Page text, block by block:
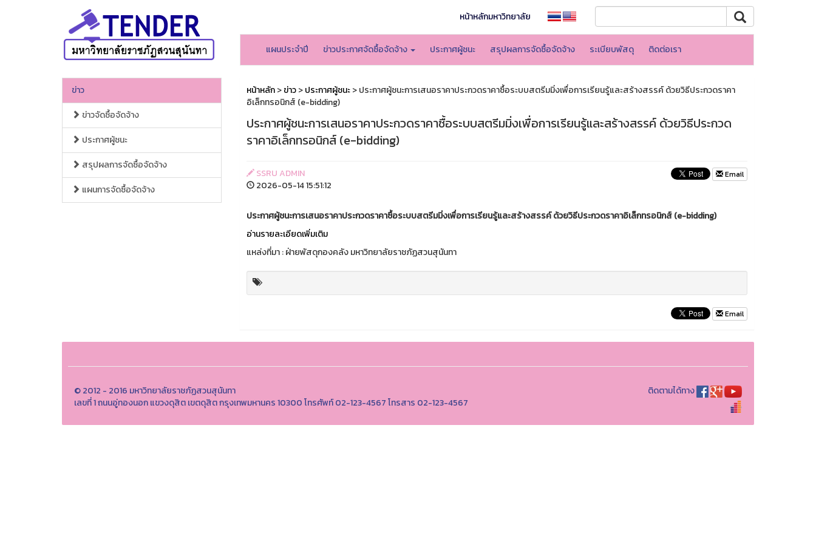
หน้าหลักมหาวิทยาลัย
แผนประจำปี ข่าวประกาศจัดซื้อจัดจ้าง ประกาศผู้ชนะ สรุปผลการจัดซื้อจัดจ้าง ระเบียบพัสดุ ติดต่อเรา
ข่าว
ข่าวจัดซื้อจัดจ้าง
ประกาศผู้ชนะ
สรุปผลการจัดซื้อจัดจ้าง
แผนการจัดซื้อจัดจ้าง
หน้าหลัก>ข่าว>ประกาศผู้ชนะ> ประกาศผู้ชนะการเสนอราคาประกวดราคาซื้อระบบสตรีมมิ่งเพื่อการเรียนรู้และสร้างสรรค์ ด้วยวิธีประกวดราคา
อิเล็กทรอนิกส์ (e-bidding)
ประกาศผู้ชนะการเสนอราคาประกวดราคาซื้อระบบสตรีมมิ่งเพื่อการเรียนรู้และสร้างสรรค์ ด้วยวิธีประกวด
ราคาอิเล็กทรอนิกส์ (e-bidding)
SSRU ADMIN
2026-05-14 15:51:12
Email
ประกาศผู้ชนะการเสนอราคาประกวดราคาซื้อระบบสตรีมมิ่งเพื่อการเรียนรู้และสร้างสรรค์ ด้วยวิธีประกวดราคาอิเล็กทรอนิกส์ (e-bidding)
อ่านรายละเอียดเพิ่มเติม
แหล่งที่มา : ฝ่ายพัสดุกองคลัง มหาวิทยาลัยราชภัฏสวนสุนันทา
Email
© 2012 - 2016 มหาวิทยาลัยราชภัฏสวนสุนันทา
เลขที่ 1 ถนนอู่ทองนอก แขวงดุสิต เขตดุสิต กรุงเทพมหานคร 10300 โทรศัพท์ 02-123-4567 โทรสาร 02-123-4567
ติดตามได้ทาง